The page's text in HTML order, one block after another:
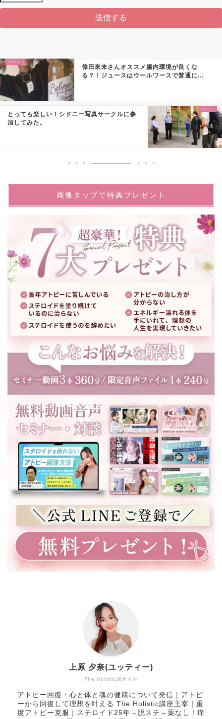
倖田來未さんオススメ腸内環境が良くな
る？！ジュースはウールワースで普通に...
とっても楽しい！シドニー写真サークルに参
加してみた。
画像タップで特典プレゼント
The Holistic講座主宰
上原 夕奈(ユッティー)
アトピー回復・心と体と魂の健康について発信｜アトピ
ーから回復して理想を叶える The Holistic講座主宰｜重
度アトピー克服｜ステロイド25年→脱ステ→薬なし！痒